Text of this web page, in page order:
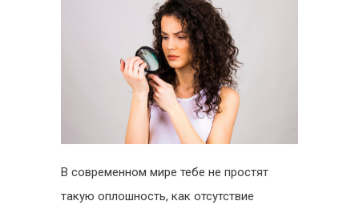
В современном мире тебе не простят
такую оплошность, как отсутствие